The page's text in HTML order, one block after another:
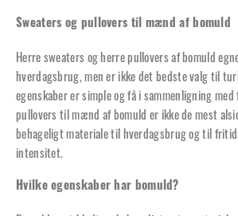
Sweaters og pullovers til mænd af bomuld
Herre sweaters og herre pullovers af bomuld
hverdagsbrug, men er ikke det bedste valg til
egenskaber er simple og få i sammenligning
pullovers til mænd af bomuld er ikke de mest
behageligt materiale til hverdagsbrug og til
intensitet.
Hvilke egenskaber har bomuld?